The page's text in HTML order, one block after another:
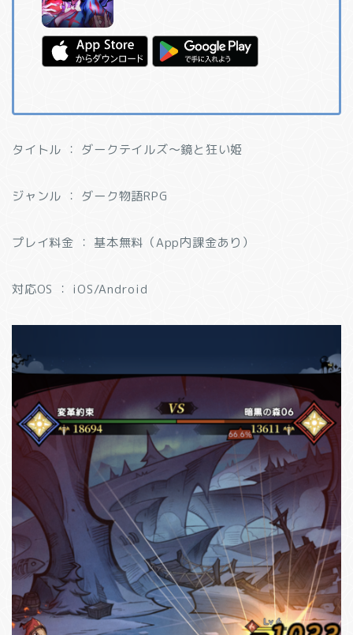
タイトル ： ダークテイルズ～鏡と狂い姫
ジャンル ： ダーク物語RPG
プレイ料金 ： 基本無料（App内課金あり）
対応OS ： iOS/Android